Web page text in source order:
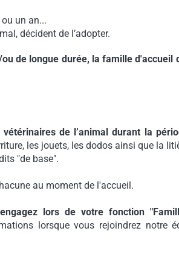
un an...
décident de l’adopter.
de longue durée, la famille
de l’animal durant la
les jouets, les dodos ainsi que la
"de base".
au moment de l'accueil.
lors de votre fonction
lorsque vous rejoindrez notre